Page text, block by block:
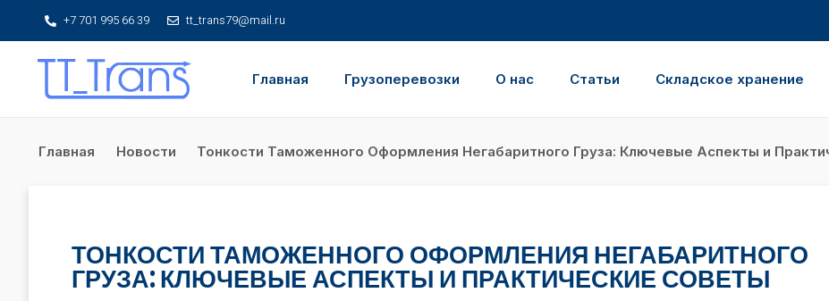
+7 701 995 66 39 tt_trans79@mail.ru
Главная Грузоперевозки О нас Статьи Складское хранение
Главная Новости Тонкости Таможенного Оформления Негабаритного Груза: Ключевые Аспекты и
ТОНКОСТИ ТАМОЖЕННОГО ОФОРМЛЕНИЯ НЕГАБАРИТНОГО
ГРУЗА: КЛЮЧЕВЫЕ АСПЕКТЫ И ПРАКТИЧЕСКИЕ СОВЕТЫ